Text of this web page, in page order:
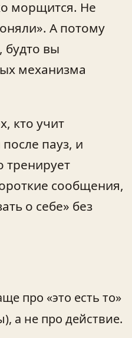
морщится. Не
А потому
будто вы
механизма
кто учит
пауз, и
тренирует
сообщения,
о себе» без
про «это есть то»
а не про действие.